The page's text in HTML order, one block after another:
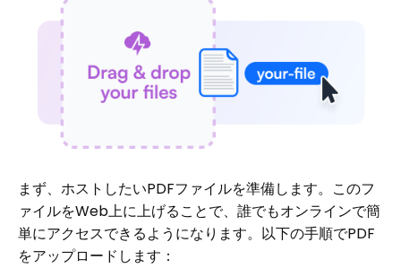
まず、ホストしたいPDFファイルを準備します。このフ
ァイルをWeb上に上げることで、誰でもオンラインで簡
単にアクセスできるようになります。以下の手順でPDF
をアップロードします：